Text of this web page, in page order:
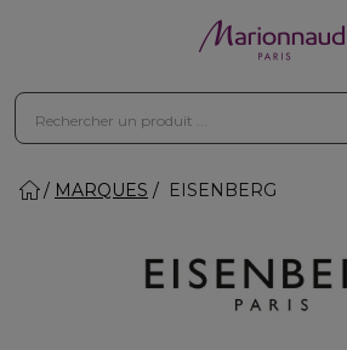
MARQUES EISENBERG